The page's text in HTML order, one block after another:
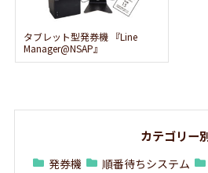
タブレット型発券機 『Line
Manager@NSAP』
カテゴリー
発券機 順番待ちシステム